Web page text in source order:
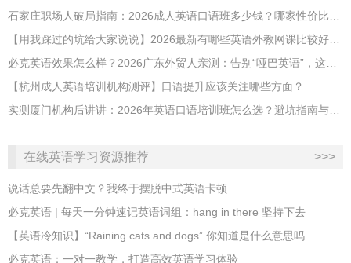
石家庄职场人破局指南：2026成人英语口语班多少钱？哪家性价比高？
【用我踩过的坑给大家说说】2026最新有哪些英语外教网课比较好？哪家性价比高？
必克英语效果怎么样？2026广东外贸人亲测：告别“哑巴英语”，这才是成年人最高效的自救指南！
【杭州成人英语培训机构测评】口语提升应该关注哪些方面？
实测厦门机构后讲讲：2026年英语口语培训班怎么选？避坑指南与高效学习新范式
在线英语学习资源推荐 >>>
说话总要先翻中文？我终于摆脱中式英语卡顿
必克英语 | 每天一分钟速记英语词组：hang in there 坚持下去
​【英语冷知识】“Raining cats and dogs” 你知道是什么意思吗
必克英语：一对一教学，打造高效英语学习体验